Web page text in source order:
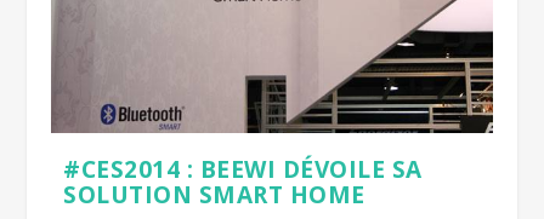
#CES2014 : BEEWI DÉVOILE SA
SOLUTION SMART HOME